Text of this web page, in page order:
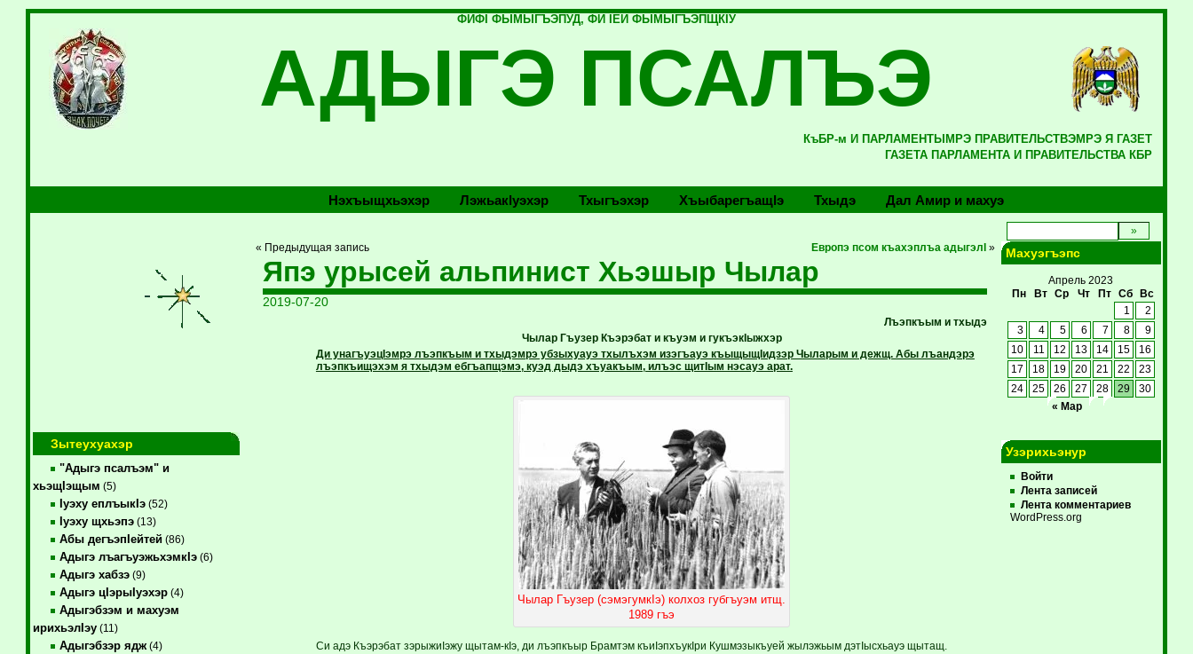
ФИФI ФЫМЫГЪЭПУД, ФИ IЕЙ ФЫМЫГЪЭПЩКIУ
АДЫГЭ ПСАЛЪЭ
КъБР-м И ПАРЛАМЕНТЫМРЭ ПРАВИТЕЛЬСТВЭМРЭ Я ГАЗЕТ
ГАЗЕТА ПАРЛАМЕНТА И ПРАВИТЕЛЬСТВА КБР
Нэхъыщхьэхэр Лэжьакlуэхэр Тхыгъэхэр Хъыбарегъащlэ Тхыдэ Дал Амир и махуэ
Зытеухуахэр
"Адыгэ псалъэм" и
хьэщIэщым (5)
Iуэху еплъыкIэ(52)
Iуэху щхьэпэ(13)
Абы дегъэпIейтей(86)
Адыгэ лъагъуэжьхэмкIэ(6)
Адыгэ хабзэ(9)
Адыгэ цIэрыIуэхэр(4)
Адыгэбзэм и махуэм
ирихьэлIэу(11)
Адыгэбзэр ядж(4)
« Предыдущая запись Европэ псом къахэплъа адыгэлI »
Япэ урысей альпинист Хьэшыр Чылар
2019-07-20
Лъэпкъым и тхыдэ
Чылар Гъузер Къэрэбат и къуэм и гукъэкIыжхэр
Ди унагъуэцIэмрэ лъэпкъым и тхыдэмрэ убзыхуауэ тхылъхэм изэгъауэ къыщыщIидзэр Чыларым и дежщ. Абы лъандэрэ
лъэпкъищэхэм я тхыдэм ебгъапщэмэ, куэд дыдэ хъуакъым, илъэс щитIым нэсауэ арат.
Чылар Гъузер (сэмэгумкIэ) колхоз губгъуэм итщ.
1989 гъэ
Си адэ Къэрэбат зэрыжиIэжу щытам-кIэ, ди лъэпкъыр Брамтэм къиIэпхъукIри Кушмэзыкъуей жылэжьым дэтIысхьауэ щытащ.
Махуэгъэпс
Апрель 2023
Пн
Вт Ср Чт Пт Сб
Вс
1
2
3
4 5 6 7 8
9
10
11 12 13 14 15
16
17
18 19 20 21 22
23
24
25 26 27 28 29
30
« Мар
Узэрихьэнур
Войти
Лента записей
Лента комментариев
WordPress.org